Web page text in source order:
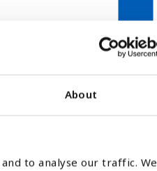
About
to analyse our traffic. We